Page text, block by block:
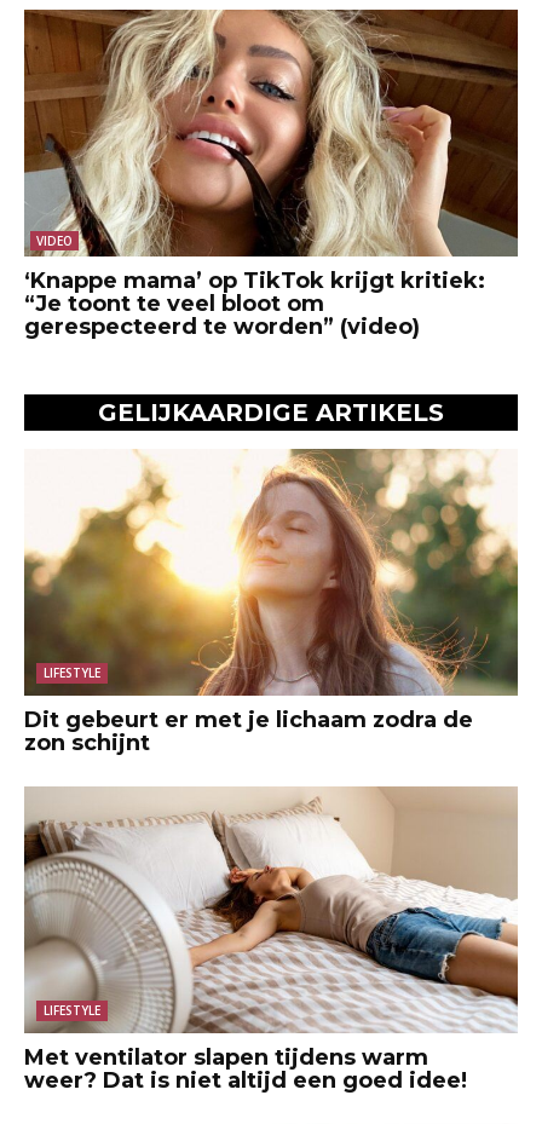
VIDEO
‘Knappe mama’ op TikTok krijgt kritiek:
“Je toont te veel bloot om
gerespecteerd te worden” (video)
GELIJKAARDIGE ARTIKELS
LIFESTYLE
Dit gebeurt er met je lichaam zodra de
zon schijnt
LIFESTYLE
Met ventilator slapen tijdens warm
weer? Dat is niet altijd een goed idee!